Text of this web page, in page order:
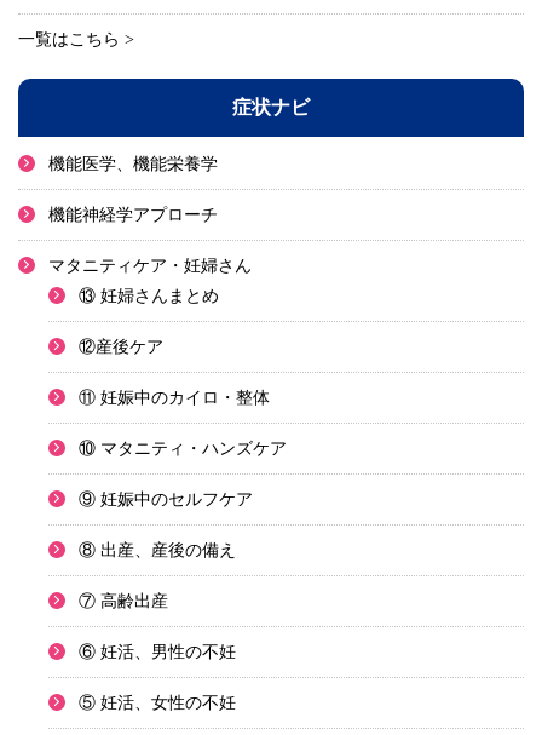
一覧はこちら >
症状ナビ
機能医学、機能栄養学
機能神経学アプローチ
マタニティケア・妊婦さん
⑬ 妊婦さんまとめ
⑫産後ケア
⑪ 妊娠中のカイロ・整体
⑩ マタニティ・ハンズケア
⑨ 妊娠中のセルフケア
⑧ 出産、産後の備え
⑦ 高齢出産
⑥ 妊活、男性の不妊
⑤ 妊活、女性の不妊